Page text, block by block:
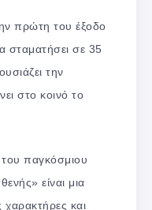
πρώτη του έξοδο
σταματήσει σε 35
την
στο κοινό το
παγκόσμιου
είναι μια
και